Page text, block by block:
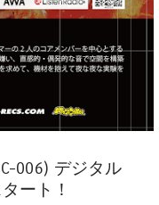
006) デジタル
ート！